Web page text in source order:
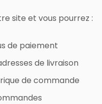
site et vous pourrez :
de paiement
de livraison
de commande